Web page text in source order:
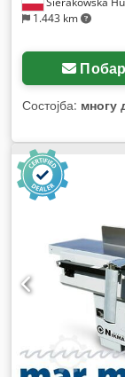
1.443 km
Состојба: многу